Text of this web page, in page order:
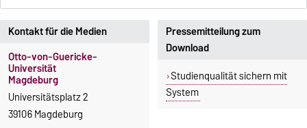
Kontakt für die Medien
Otto-von-Guericke-
Universität
Magdeburg
Universitätsplatz 2
39106 Magdeburg
Pressemitteilung zum
Download
Studienqualität sichern mit
System